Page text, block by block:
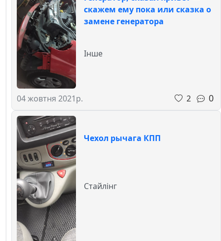
скажем ему пока или сказка о
замене генератора
04 жовтня 2021р.
Інше
2 0
Чехол рычага КПП
Стайлінг